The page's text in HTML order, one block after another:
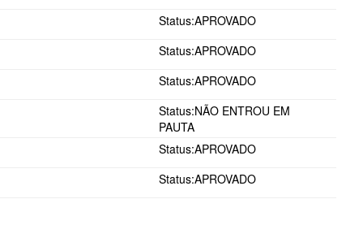
Status:APROVADO
Status:APROVADO
Status:APROVADO
Status:NÃO ENTROU EM
PAUTA
Status:APROVADO
Status:APROVADO